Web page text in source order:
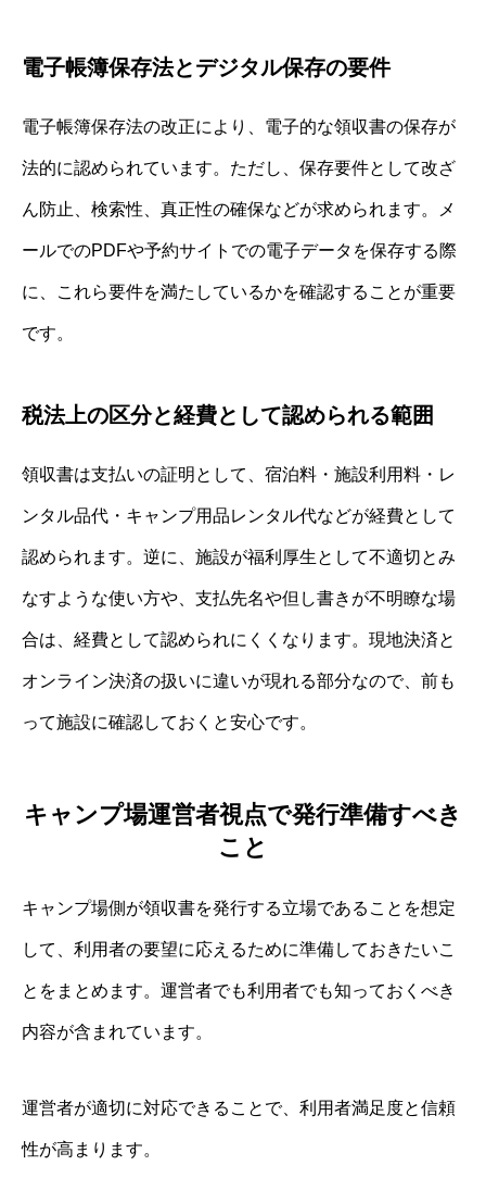
電子帳簿保存法とデジタル保存の要件
電子帳簿保存法の改正により、電子的な領収書の保存が
法的に認められています。ただし、保存要件として改ざ
ん防止、検索性、真正性の確保などが求められます。メ
ールでのPDFや予約サイトでの電子データを保存する際
に、これら要件を満たしているかを確認することが重要
です。
税法上の区分と経費として認められる範囲
領収書は支払いの証明として、宿泊料・施設利用料・レ
ンタル品代・キャンプ用品レンタル代などが経費として
認められます。逆に、施設が福利厚生として不適切とみ
なすような使い方や、支払先名や但し書きが不明瞭な場
合は、経費として認められにくくなります。現地決済と
オンライン決済の扱いに違いが現れる部分なので、前も
って施設に確認しておくと安心です。
キャンプ場運営者視点で発行準備すべき
こと
キャンプ場側が領収書を発行する立場であることを想定
して、利用者の要望に応えるために準備しておきたいこ
とをまとめます。運営者でも利用者でも知っておくべき
内容が含まれています。
運営者が適切に対応できることで、利用者満足度と信頼
性が高まります。